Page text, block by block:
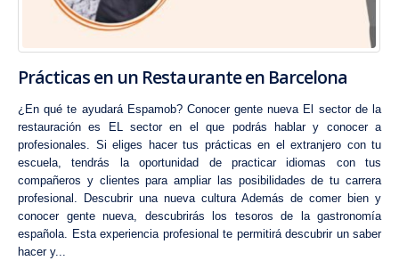
Prácticas en un Restaurante en Barcelona
¿En qué te ayudará Espamob? Conocer gente nueva El sector de la
restauración es EL sector en el que podrás hablar y conocer a
profesionales. Si eliges hacer tus prácticas en el extranjero con tu
escuela, tendrás la oportunidad de practicar idiomas con tus
compañeros y clientes para ampliar las posibilidades de tu carrera
profesional. Descubrir una nueva cultura Además de comer bien y
conocer gente nueva, descubrirás los tesoros de la gastronomía
española. Esta experiencia profesional te permitirá descubrir un saber
hacer y...